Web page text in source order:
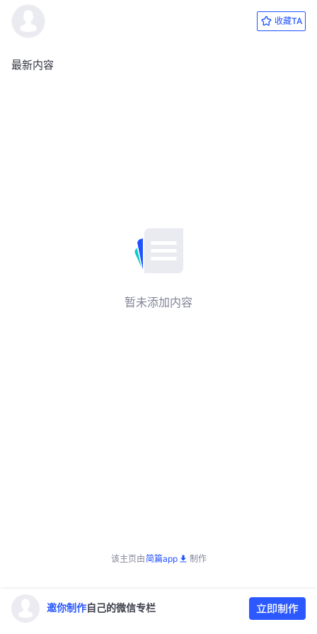
收藏TA
最新内容
暂未添加内容
该主页由简篇app 制作
邀你制作 自己的微信专栏